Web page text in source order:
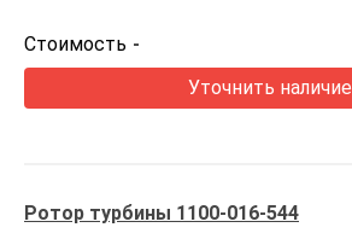
Стоимость -
Уточнить наличие
Ротор турбины 1100-016-544